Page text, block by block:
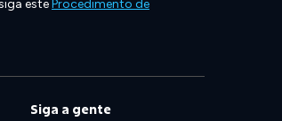
esteProcedimento de
Siga a gente